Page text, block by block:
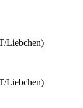
Liebchen)
Liebchen)